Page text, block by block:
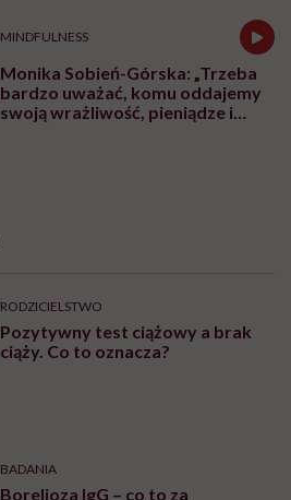
MINDFULNESS
Monika Sobień-Górska: „Trzeba
bardzo uważać, komu oddajemy
swoją wrażliwość, pieniądze i
RODZICIELSTWO
Pozytywny test ciążowy a brak
ciąży. Co to oznacza?
BADANIA
Borelioza IgG – co to za